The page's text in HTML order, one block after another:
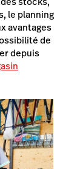
le planning
avantages
de
depuis